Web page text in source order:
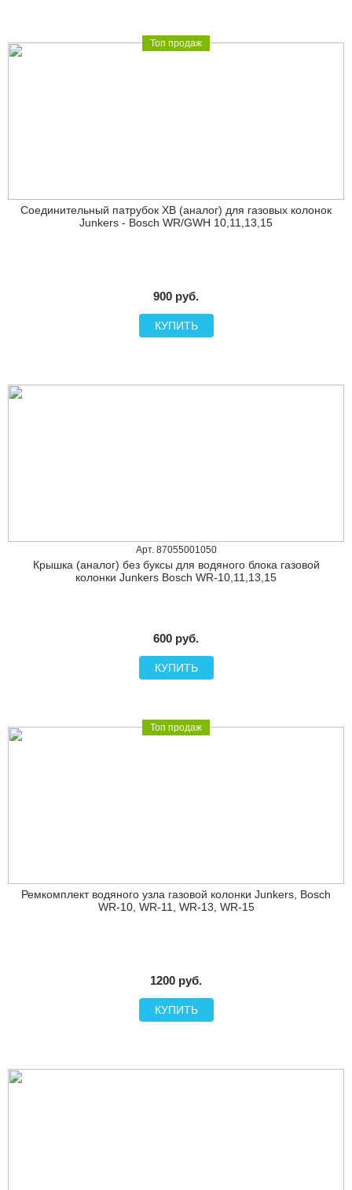
Топ продаж
Соединительный патрубок ХВ (аналог) для газовых колонок
Junkers - Bosch WR/GWH 10,11,13,15
900 руб.
КУПИТЬ
Арт. 87055001050
Крышка (аналог) без буксы для водяного блока газовой
колонки Junkers Bosch WR-10,11,13,15
600 руб.
КУПИТЬ
Топ продаж
Ремкомплект водяного узла газовой колонки Junkers, Bosch
WR-10, WR-11, WR-13, WR-15
1200 руб.
КУПИТЬ